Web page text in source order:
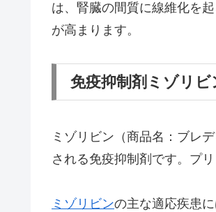
は、腎臓の間質に線維化を
が高まります。
免疫抑制剤ミゾリ
ミゾリビン（商品名：ブレ
される免疫抑制剤です。プ
ミゾリビンの主な適応疾患